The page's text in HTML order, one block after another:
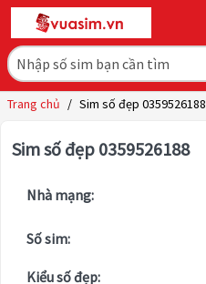
Trang chủ / Sim số đẹp 0359526188
Sim số đẹp 0359526188
Nhà mạng:
Số sim:
Kiểu số đẹp: